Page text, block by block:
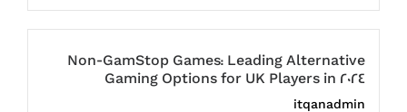
Non-GamStop Games: Leading Alternative
Gaming Options for UK Players in 2024
itqanadmin